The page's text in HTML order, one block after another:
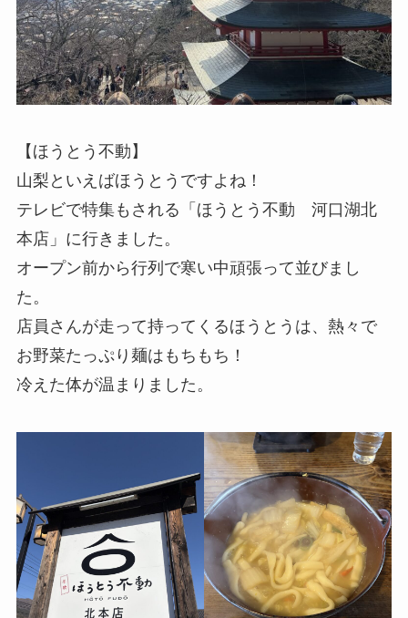
【ほうとう不動】
山梨といえばほうとうですよね！
テレビで特集もされる「ほうとう不動 河口湖北
本店」に行きました。
オープン前から行列で寒い中頑張って並びまし
た。
店員さんが走って持ってくるほうとうは、熱々で
お野菜たっぷり麺はもちもち！
冷えた体が温まりました。